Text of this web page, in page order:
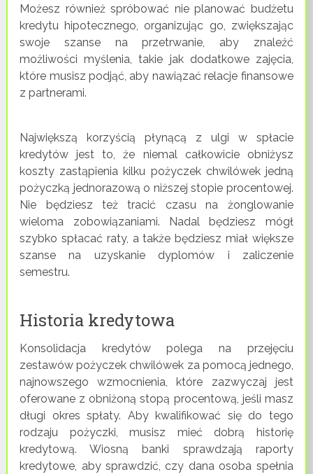
Możesz również spróbować nie planować budżetu
kredytu hipotecznego, organizując go, zwiększając
swoje szanse na przetrwanie, aby znaleźć
możliwości myślenia, takie jak dodatkowe zajęcia,
które musisz podjąć, aby nawiązać relacje finansowe
z partnerami.
Największą korzyścią płynącą z ulgi w spłacie
kredytów jest to, że niemal całkowicie obniżysz
koszty zastąpienia kilku pożyczek chwilówek jedną
pożyczką jednorazową o niższej stopie procentowej.
Nie będziesz też tracić czasu na żonglowanie
wieloma zobowiązaniami. Nadal będziesz mógł
szybko spłacać raty, a także będziesz miał większe
szanse na uzyskanie dyplomów i zaliczenie
semestru.
Historia kredytowa
Konsolidacja kredytów polega na przejęciu
zestawów pożyczek chwilówek za pomocą jednego,
najnowszego wzmocnienia, które zazwyczaj jest
oferowane z obniżoną stopą procentową, jeśli masz
długi okres spłaty. Aby kwalifikować się do tego
rodzaju pożyczki, musisz mieć dobrą historię
kredytową. Wiosną banki sprawdzają raporty
kredytowe, aby sprawdzić, czy dana osoba spełnia